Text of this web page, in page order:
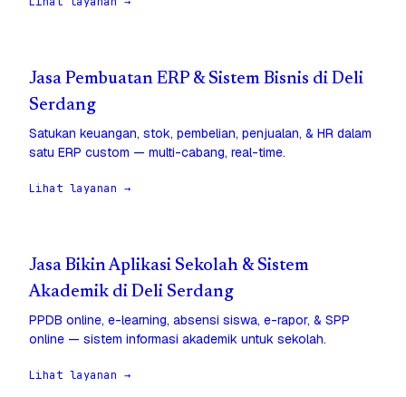
Jasa Pembuatan ERP & Sistem Bisnis di Deli
Serdang
Satukan keuangan, stok, pembelian, penjualan, & HR dalam
satu ERP custom — multi-cabang, real-time.
Lihat layanan →
Jasa Bikin Aplikasi Sekolah & Sistem
Akademik di Deli Serdang
PPDB online, e-learning, absensi siswa, e-rapor, & SPP
online — sistem informasi akademik untuk sekolah.
Lihat layanan →